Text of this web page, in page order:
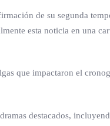
de su segunda
esta noticia en una
que impactaron el
destacados,